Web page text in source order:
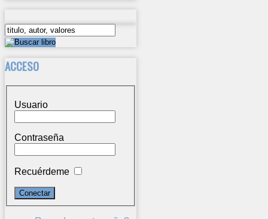
ACCESO
Usuario
Contraseña
Recuérdeme